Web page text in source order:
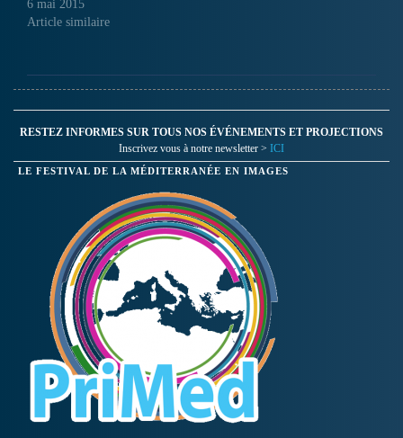
6 mai 2015
Article similaire
RESTEZ INFORMES SUR TOUS NOS ÉVÉNEMENTS ET PROJECTIONS
Inscrivez vous à notre newsletter > ICI
LE FESTIVAL DE LA MÉDITERRANÉE EN IMAGES